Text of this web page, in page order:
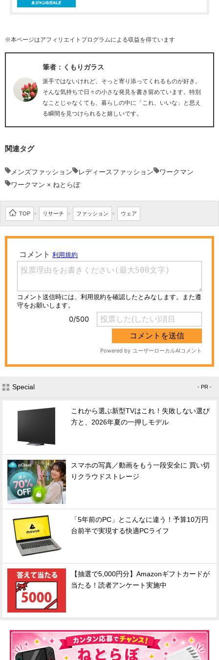
※本ページはアフィリエイトプログラムによる収益を得ています
筆者：くもりガラス
派手ではないけれど、そっと寄り添ってくれるものが好き。
そんな気持ちで日々の小さな発見を書き留めています。特別
なことじゃなくても、暮らしの中に「これ、いいな」と思え
る瞬間を見つけられると嬉しいです。
関連タグ
メンズファッション レディースファッション
ワークマン
ワークマン × ねとらぼ
TOP > リサーチ > ファッション > ウェア
Special - PR -
これから選ぶ新型TVはこれ！失敗しない選び
方と、2026年夏の一押しモデル
スマホの写真／動画をもう一段安全に 買い切
りクラウドストレージ
「5年前のPC」とこんなに違う！予算10万円
台前半で実現する快適PCライフ
【抽選で5,000円分】Amazonギフトカードが
当たる！読者アンケート実施中